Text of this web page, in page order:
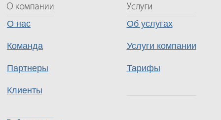
О нас
Команда
Партнеры
Клиенты
Об услугах
Услуги компании
Тарифы